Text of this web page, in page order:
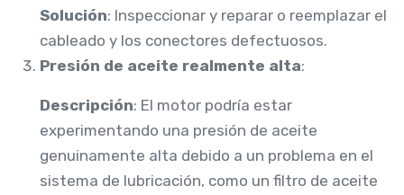
Solución: Inspeccionar y reparar o reemplazar el
cableado y los conectores defectuosos.
Presión de aceite realmente alta:
Descripción: El motor podría estar
experimentando una presión de aceite
genuinamente alta debido a un problema en el
sistema de lubricación, como un filtro de aceite